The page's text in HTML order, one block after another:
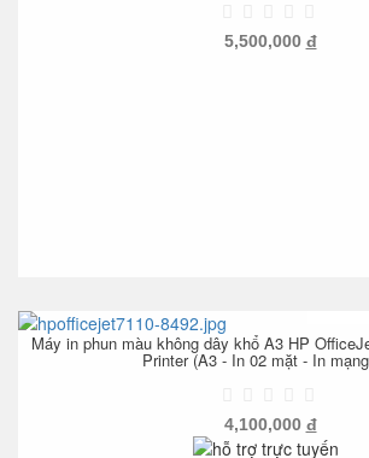
5,500,000 đ
Máy in phun màu không dây khổ A3 HP
Printer (A3 - In 02 mặt - In
4,100,000 đ